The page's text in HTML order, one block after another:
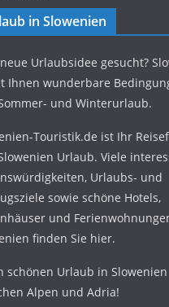
in Slowenien
Urlaubsidee gesucht?
Ihnen wunderbare
und Winterurlaub.
Touristik.de ist Ihr
Urlaub. Viele
Urlaubs- und
sowie schöne Hotels,
und
finden Sie hier.
schönen Urlaub in Slowenien
Alpen und Adria!